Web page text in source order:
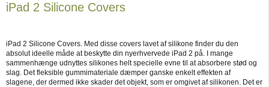
iPad 2 Silicone Covers
iPad 2 Silicone Covers. Med disse covers lavet af silikone finder du den
absolut ideelle måde at beskytte din nyerhvervede iPad 2 på. I mange
sammenhænge udnyttes silikones helt specielle evne til at absorbere stød og
slag. Det fleksible gummimateriale dæmper ganske enkelt effekten af
slagene, der dermed ikke skader det objekt, som er omgivet af silikonen. Det er